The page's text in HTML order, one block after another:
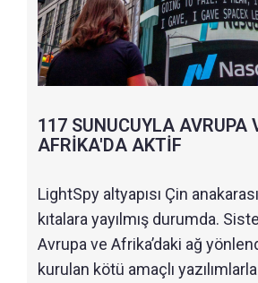
117 SUNUCUYLA AVRUPA
AFRİKA'DA AKTİF
LightSpy altyapısı Çin
kıtalara yayılmış durumda.
Avrupa ve Afrika’daki ağ
kurulan kötü amaçlı